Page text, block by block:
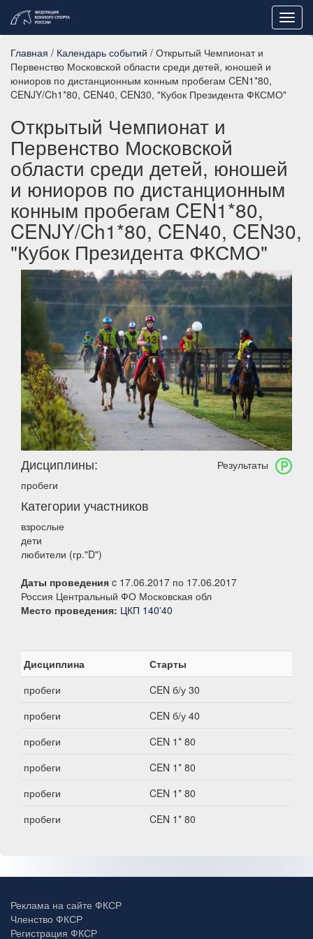
Главная / Календарь событий / Открытый Чемпионат и
Первенство Московской области среди детей, юношей и
юниоров по дистанционным конным пробегам CEN1*80,
CENJY/Ch1*80, CEN40, CEN30, "Кубок Президента ФКСМО"
Открытый Чемпионат и
Первенство Московской
области среди детей, юношей
и юниоров по дистанционным
конным пробегам CEN1*80,
CENJY/Ch1*80, CEN40, CEN30,
"Кубок Президента ФКСМО"
Результаты
Дисциплины:
пробеги
Категории участников
взрослые
дети
любители (гр."D")
Даты проведения c 17.06.2017 по 17.06.2017
Россия Центральный ФО Московская обл
Место проведения: ЦКП 140'40
Дисциплина
Старты
пробеги
CEN б/у 30
пробеги
CEN б/у 40
пробеги
CEN 1* 80
пробеги
CEN 1* 80
пробеги
CEN 1* 80
пробеги
CEN 1* 80
Реклама на сайте ФКСР
Членство ФКСР
Регистрация ФКСР